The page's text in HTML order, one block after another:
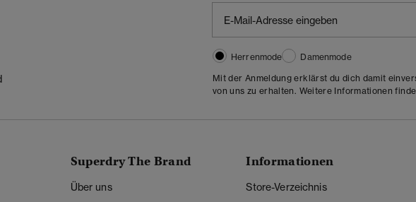
Herrenmode
Damenmode
Mit der Anmeldung erklärst du dich damit
von uns zu erhalten. Weitere Informationen
Superdry The Brand
Über uns
Informationen
Store-Verzeichnis